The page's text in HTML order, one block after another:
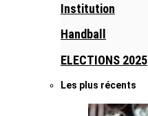
Institution
Handball
ELECTIONS 2025
Les plus récents